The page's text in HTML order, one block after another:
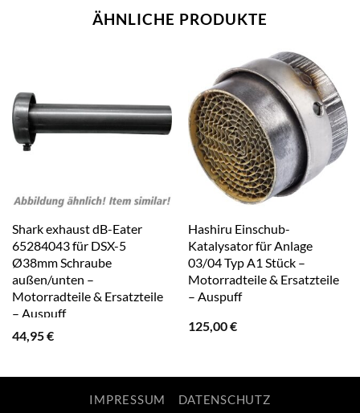
ÄHNLICHE PRODUKTE
Shark exhaust dB-Eater
65284043 für DSX-5
Ø38mm Schraube
außen/unten –
Motorradteile & Ersatzteile
– Auspuff
44,95€
Hashiru Einschub-
Katalysator für Anlage
03/04 Typ A1 Stück –
Motorradteile & Ersatzteile
– Auspuff
125,00€
IMPRESSUM DATENSCHUTZ